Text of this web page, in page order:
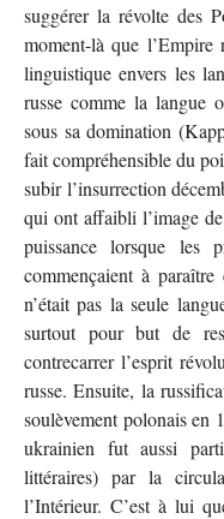
suggérer la révolte des
moment-là que
linguistique envers les
russe comme la langue
sous sa domination
fait compréhensible du
subir l’insurrection
qui ont affaibli l’image
puissance lorsque les
commençaient à
n’était pas la seule
surtout pour but de
contrecarrer l’esprit
russe. Ensuite, la
soulèvement polonais en
ukrainien fut aussi
littéraires) par la
l’Intérieur. C’est à lui